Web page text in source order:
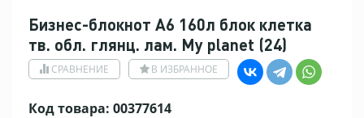
Бизнес-блокнот А6 160л блок клетка
тв. обл. глянц. лам. My planet (24)
СРАВНЕНИЕ В ИЗБРАННОЕ
Код товара: 00377614